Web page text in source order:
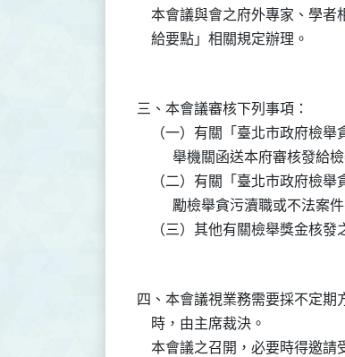
本會議與會之府外專家、學
三、本會議審核下列事項：
（一）有關「臺北市政府檢
舉機關函送本府審核發
（二）有關「臺北市政府檢
勵檢舉貪污瀆職或不法
四、本會議視業務需要採不定
    時，由主席裁決。
本會議之召開，必要時得邀